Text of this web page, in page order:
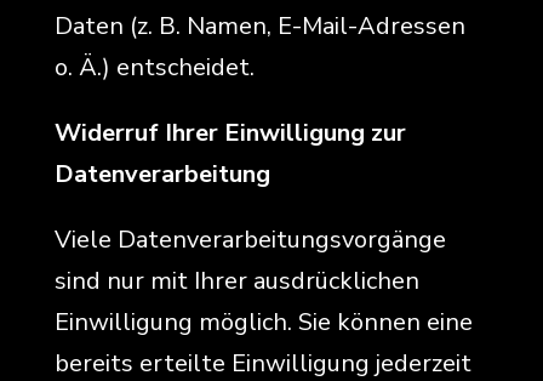
Daten (z. B. Namen, E-Mail-Adressen
o. Ä.) entscheidet.
Widerruf Ihrer Einwilligung zur
Datenverarbeitung
Viele Datenverarbeitungsvorgänge
sind nur mit Ihrer ausdrücklichen
Einwilligung möglich. Sie können eine
bereits erteilte Einwilligung jederzeit